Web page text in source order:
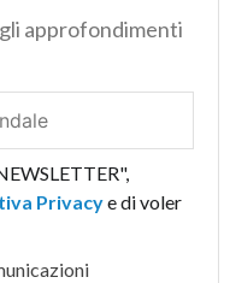
approfondimenti
Privacye di voler